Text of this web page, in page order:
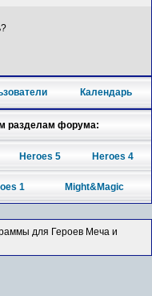
Календарь
разделам форума:
Heroes 5 Heroes 4
1 Might&Magic
для Героев Меча и